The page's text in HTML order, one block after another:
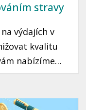
stravy
výdajích v
kvalitu
nabízíme
které jsou